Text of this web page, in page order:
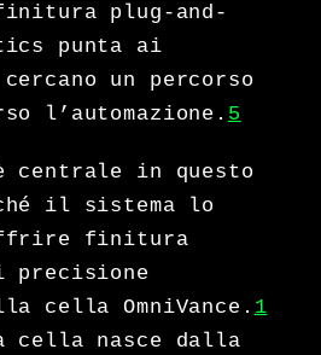
plug-and-
punta ai
un percorso
l’automazione. 5
centrale in questo
il sistema lo
finitura
precisione
cella OmniVance. 1
nasce dalla